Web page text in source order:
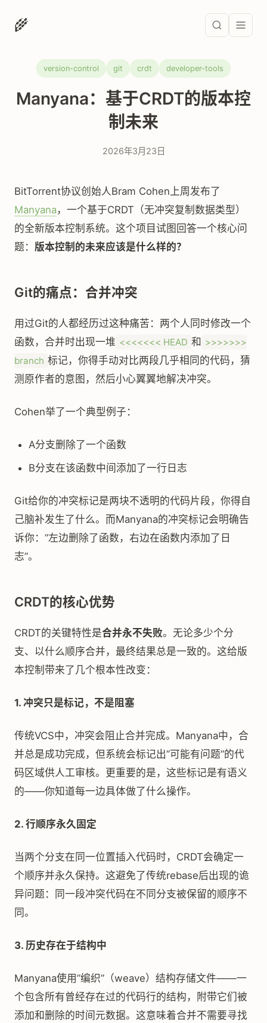
🌾
version-control git crdt developer-tools
Manyana：基于CRDT的版本控
制未来
2026年3月23日
BitTorrent协议创始人Bram Cohen上周发布了
Manyana，一个基于CRDT（无冲突复制数据类型）
的全新版本控制系统。这个项目试图回答一个核心问
题： 版本控制的未来应该是什么样的？
Git的痛点：合并冲突
用过Git的人都经历过这种痛苦：两个人同时修改一个
函数，合并时出现一堆 <<<<<<< HEAD 和 >>>>>>>
branch 标记，你得手动对比两段几乎相同的代码，猜
测原作者的意图，然后小心翼翼地解决冲突。
Cohen举了一个典型例子：
A分支删除了一个函数
B分支在该函数中间添加了一行日志
Git给你的冲突标记是两块不透明的代码片段，你得自
己脑补发生了什么。而Manyana的冲突标记会明确告
诉你：“左边删除了函数，右边在函数内添加了日
志”。
CRDT的核心优势
CRDT的关键特性是合并永不失败。无论多少个分
支、以什么顺序合并，最终结果总是一致的。这给版
本控制带来了几个根本性改变：
1. 冲突只是标记，不是阻塞
传统VCS中，冲突会阻止合并完成。Manyana中，合
并总是成功完成，但系统会标记出”可能有问题”的代
码区域供人工审核。更重要的是，这些标记是有语义
的——你知道每一边具体做了什么操作。
2. 行顺序永久固定
当两个分支在同一位置插入代码时，CRDT会确定一
个顺序并永久保持。这避免了传统rebase后出现的诡
异问题：同一段冲突代码在不同分支被保留的顺序不
同。
3. 历史存在于结构中
Manyana使用”编织”（weave）结构存储文件——一
个包含所有曾经存在过的代码行的结构，附带它们被
添加和删除的时间元数据。这意味着合并不需要寻找